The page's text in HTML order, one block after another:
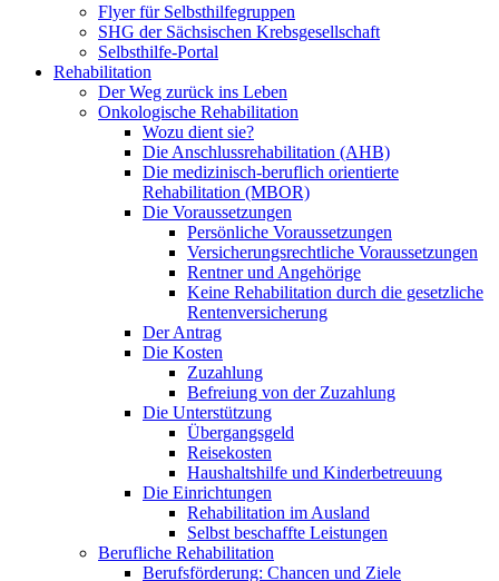
Flyer für Selbsthilfegruppen
SHG der Sächsischen Krebsgesellschaft
Selbsthilfe-Portal
Rehabilitation
Der Weg zurück ins Leben
Onkologische Rehabilitation
Wozu dient sie?
Die Anschlussrehabilitation (AHB)
Die medizinisch-beruflich orientierte
Rehabilitation (MBOR)
Die Voraussetzungen
Persönliche Voraussetzungen
Versicherungsrechtliche Voraussetzungen
Rentner und Angehörige
Keine Rehabilitation durch die gesetzliche
Rentenversicherung
Der Antrag
Die Kosten
Zuzahlung
Befreiung von der Zuzahlung
Die Unterstützung
Übergangsgeld
Reisekosten
Haushaltshilfe und Kinderbetreuung
Die Einrichtungen
Rehabilitation im Ausland
Selbst beschaffte Leistungen
Berufliche Rehabilitation
Berufsförderung: Chancen und Ziele